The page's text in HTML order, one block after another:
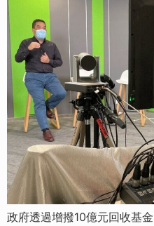
政府透過增撥10億元回收基